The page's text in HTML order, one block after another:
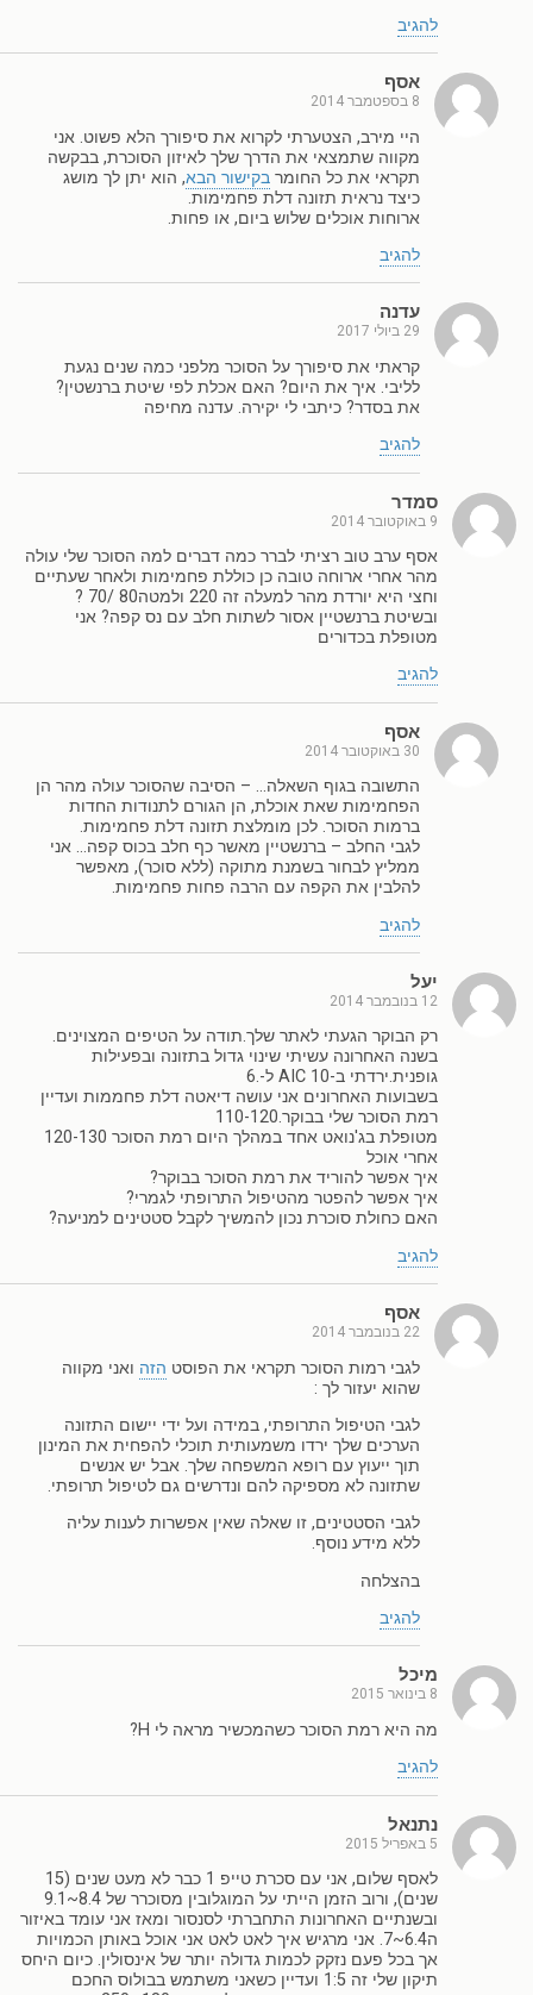
להגיב
אסף
8 בספטמבר 2014
היי מירב, הצטערתי לקרוא את סיפורך הלא פשוט. אני
מקווה שתמצאי את הדרך שלך לאיזון הסוכרת, בבקשה
תקראי את כל החומר בקישור הבא, הוא יתן לך מושג
כיצד נראית תזונה דלת פחמימות.
ארוחות אוכלים שלוש ביום, או פחות.
להגיב
עדנה
29 ביולי 2017
קראתי את סיפורך על הסוכר מלפני כמה שנים נגעת
לליבי. איך את היום? האם אכלת לפי שיטת ברנשטין?
את בסדר? כיתבי לי יקירה. עדנה מחיפה
להגיב
סמדר
9 באוקטובר 2014
אסף ערב טוב רציתי לברר כמה דברים למה הסוכר שלי עולה
מהר אחרי ארוחה טובה כן כוללת פחמימות ולאחר שעתיים
וחצי היא יורדת מהר למעלה זה 220 ולמטה80 /70 ?
ובשיטת ברנשטיין אסור לשתות חלב עם נס קפה? אני
מטופלת בכדורים
להגיב
אסף
30 באוקטובר 2014
התשובה בגוף השאלה… – הסיבה שהסוכר עולה מהר הן
הפחמימות שאת אוכלת, הן הגורם לתנודות החדות
ברמות הסוכר. לכן מומלצת תזונה דלת פחמימות.
לגבי החלב – ברנשטיין מאשר כף חלב בכוס קפה… אני
ממליץ לבחור בשמנת מתוקה (ללא סוכר), מאפשר
להלבין את הקפה עם הרבה פחות פחמימות.
להגיב
יעל
12 בנובמבר 2014
רק הבוקר הגעתי לאתר שלך.תודה על הטיפים המצוינים.
בשנה האחרונה עשיתי שינוי גדול בתזונה ובפעילות
גופנית.ירדתי ב-AIC 10 ל-.6
בשבועות האחרונים אני עושה דיאטה דלת פחממות ועדיין
רמת הסוכר שלי בבוקר.110-120
מטופלת בג'נואט אחד במהלך היום רמת הסוכר 120-130
אחרי אוכל
איך אפשר להוריד את רמת הסוכר בבוקר?
איך אפשר להפטר מהטיפול התרופתי לגמרי?
האם כחולת סוכרת נכון להמשיך לקבל סטטינים למניעה?
להגיב
אסף
22 בנובמבר 2014
לגבי רמות הסוכר תקראי את הפוסט הזה ואני מקווה
שהוא יעזור לך :
לגבי הטיפול התרופתי, במידה ועל ידי יישום התזונה
הערכים שלך ירדו משמעותית תוכלי להפחית את המינון
תוך ייעוץ עם רופא המשפחה שלך. אבל יש אנשים
שתזונה לא מספיקה להם ונדרשים גם לטיפול תרופתי.
לגבי הסטטינים, זו שאלה שאין אפשרות לענות עליה
ללא מידע נוסף.
בהצלחה
להגיב
מיכל
8 בינואר 2015
מה היא רמת הסוכר כשהמכשיר מראה לי H?
להגיב
נתנאל
5 באפריל 2015
לאסף שלום, אני עם סכרת טייפ 1 כבר לא מעט שנים (15
שנים), ורוב הזמן הייתי על המוגלובין מסוכרר של 8.4~9.1
ובשנתיים האחרונות התחברתי לסנסור ומאז אני עומד באיזור
ה6.4~7. אני מרגיש איך לאט לאט אני אוכל באותן הכמויות
אך בכל פעם נזקק לכמות גדולה יותר של אינסולין. כיום היחס
תיקון שלי זה 1:5 ועדיין כשאני משתמש בבולוס החכם